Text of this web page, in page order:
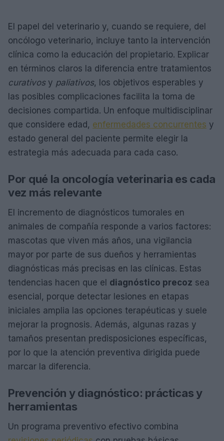
El papel del veterinario y, cuando se requiere, del
oncólogo veterinario, incluye tanto la intervención
clínica como la educación del propietario. Explicar
en términos claros la diferencia entre tratamientos
curativosy paliativos, los objetivos esperables y
las posibles complicaciones facilita la toma de
decisiones compartida. Un enfoque multidisciplinar
que considere edad, enfermedades concurrentes y
estado general del paciente permite elegir la
estrategia más adecuada para cada caso.
Por qué la oncología veterinaria es cada
vez más relevante
El incremento de diagnósticos tumorales en
animales de compañía responde a varios factores:
mascotas que viven más años, una vigilancia
mayor por parte de sus dueños y herramientas
diagnósticas más precisas en las clínicas. Estas
tendencias hacen que el diagnóstico precoz sea
esencial, porque detectar lesiones en etapas
iniciales amplia las opciones terapéuticas y suele
mejorar la prognosis. Además, algunas razas y
tamaños presentan predisposiciones específicas,
por lo que la atención preventiva dirigida puede
marcar la diferencia.
Prevención y diagnóstico: prácticas y
herramientas
Un programa preventivo efectivo combina